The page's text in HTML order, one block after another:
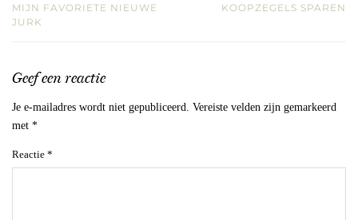
MIJN FAVORIETE NIEUWE
JURK
KOOPZEGELS SPAREN
Geef een reactie
Je e-mailadres wordt niet gepubliceerd.
Vereiste velden zijn gemarkeerd
met *
Reactie *